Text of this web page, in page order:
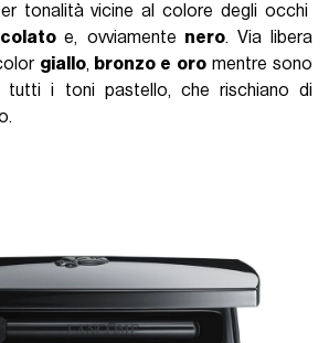
tonalità vicine al colore degli occhi
e, ovviamente nero. Via libera
giallo, bronzo e oromentre sono
tutti i toni pastello, che rischiano di